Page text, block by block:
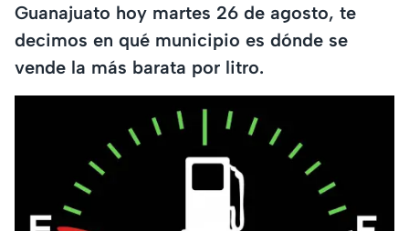
Guanajuato hoy martes 26 de agosto, te
decimos en qué municipio es dónde se
vende la más barata por litro.